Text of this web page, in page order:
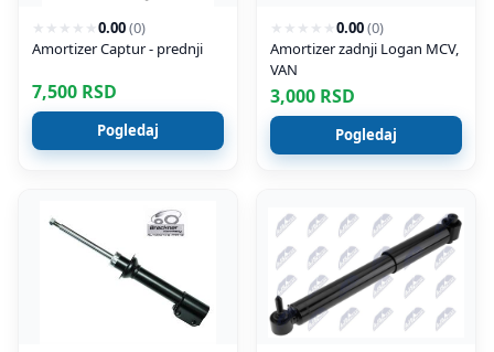
★ ★ ★ ★ ★ 0.00(0)
Amortizer Captur - prednji
7,500 RSD
Pogledaj
★ ★ ★ ★ ★ 0.00(0)
Amortizer zadnji Logan MCV,
VAN
3,000 RSD
Pogledaj